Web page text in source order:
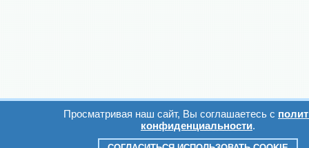
Просматривая наш сайт, Вы соглашаетесь с
конфиденциальности.